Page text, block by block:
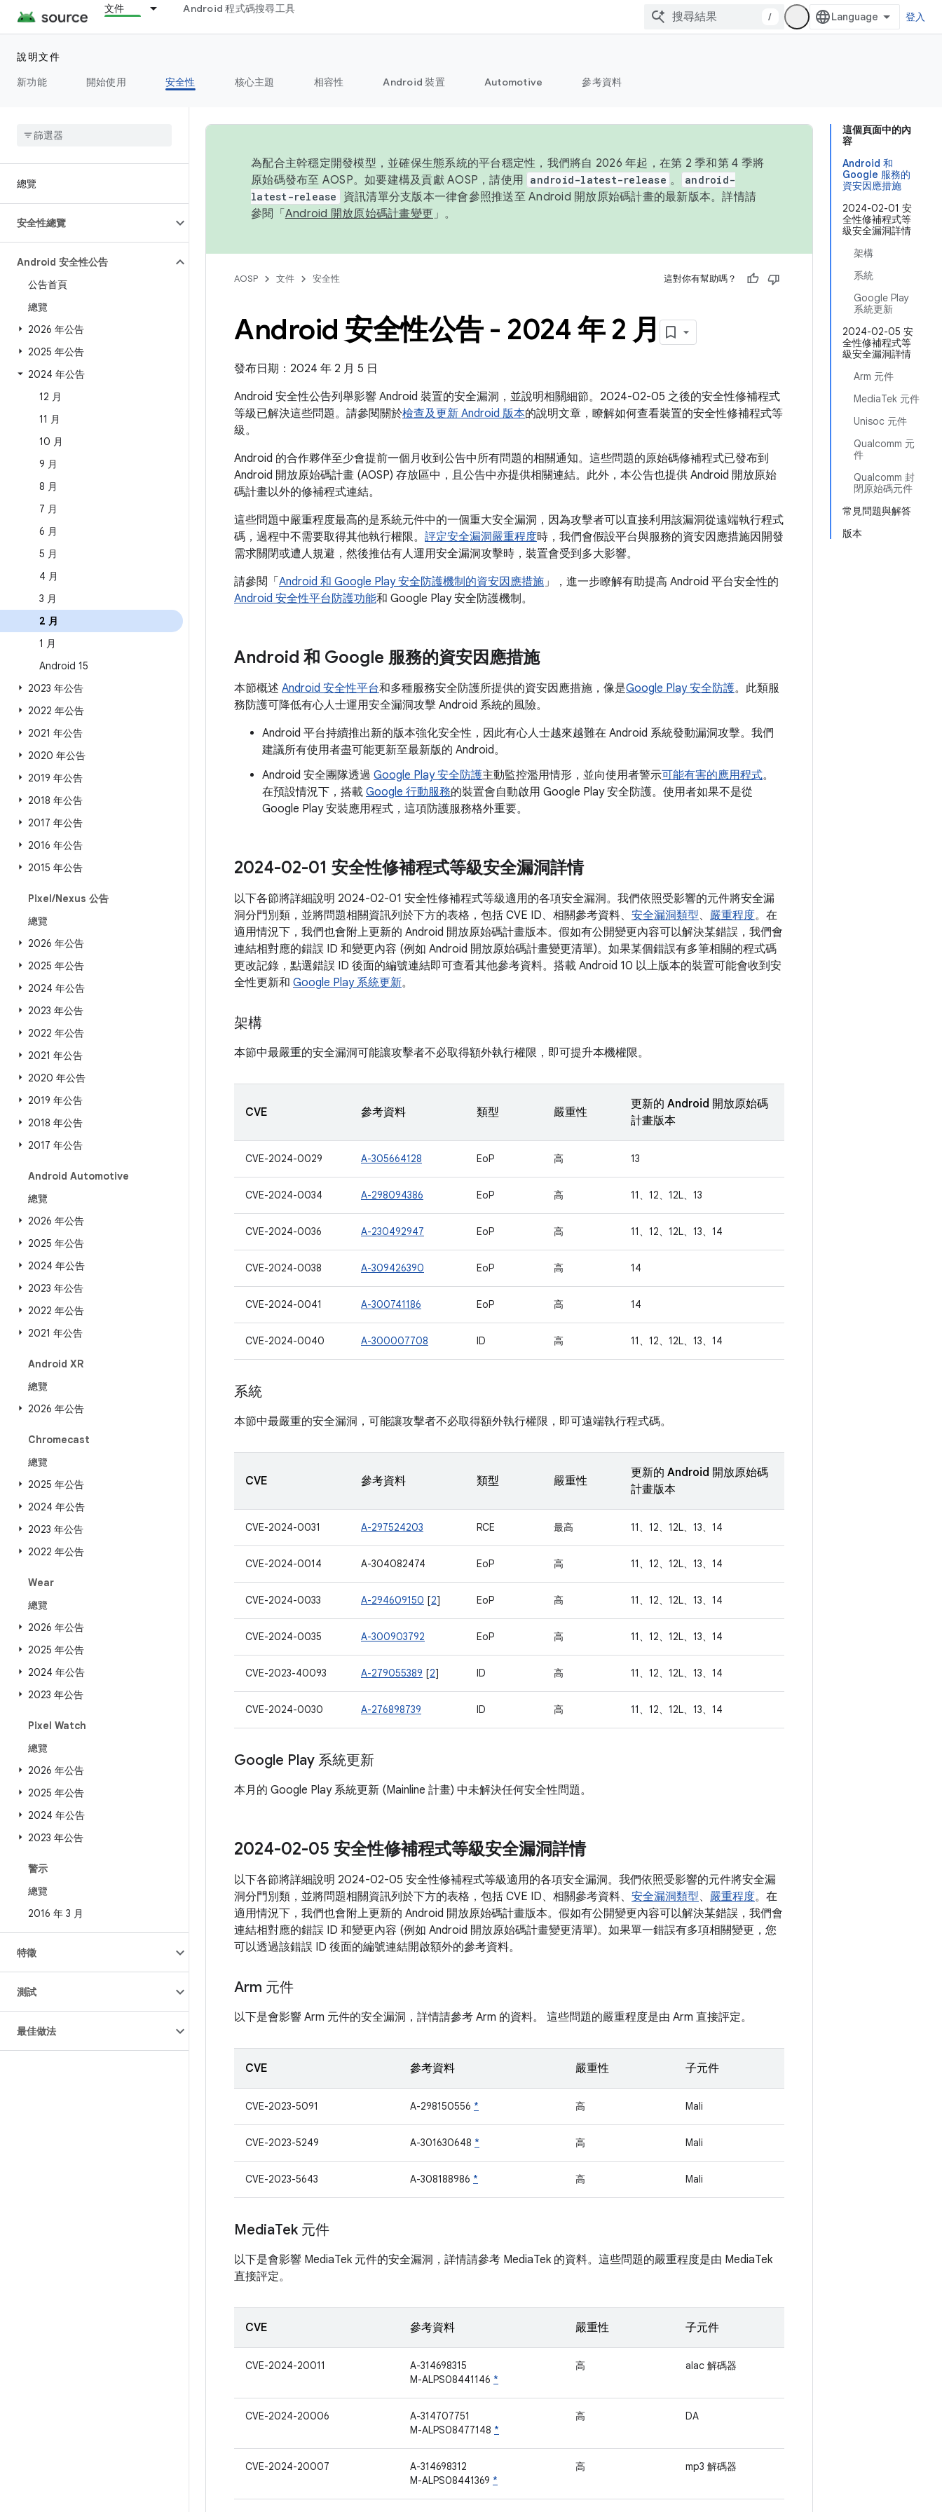
文件 Android 程式碼搜尋工具
/ 登入
說明文件
新功能
開始使用 安全性 核心主題 相容性 Android 裝置 Automotive 參考資料
總覽
安全性總覽
Android 安全性公告
公告首頁
總覽
2026 年公告
2025 年公告
2024 年公告
12 月
11 月
10 月
9 月
8 月
7 月
6 月
5 月
4 月
3 月
2 月
1 月
Android 15
2023 年公告
2022 年公告
2021 年公告
2020 年公告
2019 年公告
2018 年公告
2017 年公告
2016 年公告
2015 年公告
Pixel/Nexus 公告
總覽
2026 年公告
2025 年公告
2024 年公告
2023 年公告
2022 年公告
2021 年公告
2020 年公告
2019 年公告
2018 年公告
2017 年公告
Android Automotive
總覽
2026 年公告
2025 年公告
2024 年公告
2023 年公告
2022 年公告
2021 年公告
Android XR
總覽
2026 年公告
Chromecast
總覽
2025 年公告
2024 年公告
2023 年公告
2022 年公告
Wear
總覽
2026 年公告
2025 年公告
2024 年公告
2023 年公告
Pixel Watch
總覽
2026 年公告
2025 年公告
2024 年公告
2023 年公告
警示
總覽
2016 年 3 月
特徵
測試
最佳做法
這個頁面中的內
容
Android 和
Google 服務的
資安因應措施
2024-02-01 安
全性修補程式等
級安全漏洞詳情
架構
系統
Google Play
系統更新
2024-02-05 安
全性修補程式等
級安全漏洞詳情
Arm 元件
MediaTek 元件
Unisoc 元件
Qualcomm 元
件
Qualcomm 封
閉原始碼元件
常見問題與解答
版本
為配合主幹穩定開發模型，並確保生態系統的平台穩定性，我們將自 2026 年起，在第 2 季和第 4 季將
原始碼發布至 AOSP。如要建構及貢獻 AOSP，請使用 android-latest-release 。
android-
latest-release
資訊清單分支版本一律會參照推送至 Android 開放原始碼計畫的最新版本。詳情請
參閱「 Android 開放原始碼計畫變更 」。
AOSP 文件 安全性 這對你有幫助嗎？
Android 安全性公告 - 2024 年 2 月
發布日期：2024 年 2 月 5 日
Android 安全性公告列舉影響 Android 裝置的安全漏洞，並說明相關細節。2024-02-05 之後的安全性修補程式
等級已解決這些問題。請參閱關於檢查及更新 Android 版本的說明文章，瞭解如何查看裝置的安全性修補程式等
級。
Android 的合作夥伴至少會提前一個月收到公告中所有問題的相關通知。這些問題的原始碼修補程式已發布到
Android 開放原始碼計畫 (AOSP) 存放區中，且公告中亦提供相關連結。此外，本公告也提供 Android 開放原始
碼計畫以外的修補程式連結。
這些問題中嚴重程度最高的是系統元件中的一個重大安全漏洞，因為攻擊者可以直接利用該漏洞從遠端執行程式
碼，過程中不需要取得其他執行權限。 評定安全漏洞嚴重程度時，我們會假設平台與服務的資安因應措施因開發
需求關閉或遭人規避，然後推估有人運用安全漏洞攻擊時，裝置會受到多大影響。
請參閱「 Android 和 Google Play 安全防護機制的資安因應措施」，進一步瞭解有助提高 Android 平台安全性的
Android 安全性平台防護功能和 Google Play 安全防護機制。
Android 和 Google 服務的資安因應措施
本節概述 Android 安全性平台和多種服務安全防護所提供的資安因應措施，像是Google Play 安全防護。此類服
務防護可降低有心人士運用安全漏洞攻擊 Android 系統的風險。
Android 平台持續推出新的版本強化安全性，因此有心人士越來越難在 Android 系統發動漏洞攻擊。我們
建議所有使用者盡可能更新至最新版的 Android。
Android 安全團隊透過 Google Play 安全防護主動監控濫用情形，並向使用者警示可能有害的應用程式。
在預設情況下，搭載 Google 行動服務的裝置會自動啟用 Google Play 安全防護。使用者如果不是從
Google Play 安裝應用程式，這項防護服務格外重要。
2024-02-01 安全性修補程式等級安全漏洞詳情
以下各節將詳細說明 2024-02-01 安全性修補程式等級適用的各項安全漏洞。我們依照受影響的元件將安全漏
洞分門別類，並將問題相關資訊列於下方的表格，包括 CVE ID、相關參考資料、 安全漏洞類型、 嚴重程度。在
適用情況下，我們也會附上更新的 Android 開放原始碼計畫版本。假如有公開變更內容可以解決某錯誤，我們會
連結相對應的錯誤 ID 和變更內容 (例如 Android 開放原始碼計畫變更清單)。如果某個錯誤有多筆相關的程式碼
更改記錄，點選錯誤 ID 後面的編號連結即可查看其他參考資料。搭載 Android 10 以上版本的裝置可能會收到安
全性更新和 Google Play 系統更新。
架構
本節中最嚴重的安全漏洞可能讓攻擊者不必取得額外執行權限，即可提升本機權限。
CVE 參考資料 類型 嚴重性
更新的 Android 開放原始碼
計畫版本
CVE-2024-0029 A-305664128 EoP 高 13
CVE-2024-0034 A-298094386 EoP 高 11、12、12L、13
CVE-2024-0036 A-230492947 EoP 高 11、12、12L、13、14
CVE-2024-0038 A-309426390 EoP 高 14
CVE-2024-0041 A-300741186 EoP 高 14
CVE-2024-0040 A-300007708 ID 高 11、12、12L、13、14
系統
本節中最嚴重的安全漏洞，可能讓攻擊者不必取得額外執行權限，即可遠端執行程式碼。
CVE 參考資料 類型 嚴重性
更新的 Android 開放原始碼
計畫版本
CVE-2024-0031 A-297524203 RCE 最高 11、12、12L、13、14
CVE-2024-0014 A-304082474 EoP 高 11、12、12L、13、14
CVE-2024-0033 A-294609150 [2] EoP 高 11、12、12L、13、14
CVE-2024-0035 A-300903792 EoP 高 11、12、12L、13、14
CVE-2023-40093 A-279055389 [2] ID 高 11、12、12L、13、14
CVE-2024-0030 A-276898739 ID 高 11、12、12L、13、14
Google Play 系統更新
本月的 Google Play 系統更新 (Mainline 計畫) 中未解決任何安全性問題。
2024-02-05 安全性修補程式等級安全漏洞詳情
以下各節將詳細說明 2024-02-05 安全性修補程式等級適用的各項安全漏洞。我們依照受影響的元件將安全漏
洞分門別類，並將問題相關資訊列於下方的表格，包括 CVE ID、相關參考資料、 安全漏洞類型、 嚴重程度。在
適用情況下，我們也會附上更新的 Android 開放原始碼計畫版本。假如有公開變更內容可以解決某錯誤，我們會
連結相對應的錯誤 ID 和變更內容 (例如 Android 開放原始碼計畫變更清單)。如果單一錯誤有多項相關變更，您
可以透過該錯誤 ID 後面的編號連結開啟額外的參考資料。
Arm 元件
以下是會影響 Arm 元件的安全漏洞，詳情請參考 Arm 的資料。 這些問題的嚴重程度是由 Arm 直接評定。
CVE 參考資料 嚴重性 子元件
CVE-2023-5091 A-298150556 * 高 Mali
CVE-2023-5249 A-301630648 * 高 Mali
CVE-2023-5643 A-308188986 * 高 Mali
MediaTek 元件
以下是會影響 MediaTek 元件的安全漏洞，詳情請參考 MediaTek 的資料。這些問題的嚴重程度是由 MediaTek
直接評定。
CVE 參考資料 嚴重性 子元件
CVE-2024-20011
A-314698315
M-ALPS08441146 *
高 alac 解碼器
CVE-2024-20006
A-314707751
M-ALPS08477148 *
高 DA
CVE-2024-20007
A-314698312
M-ALPS08441369 *
高 mp3 解碼器